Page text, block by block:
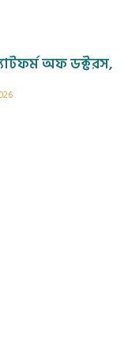
অফ ডক্টরস,